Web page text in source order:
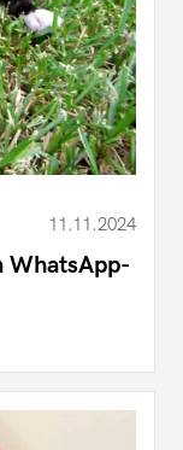
11.11.2024
WhatsApp-